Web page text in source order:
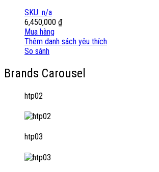
SKU: n/a
6,450,000 ₫
Mua hàng
Thêm danh sách yêu thích
So sánh
Brands Carousel
htp02
htp03